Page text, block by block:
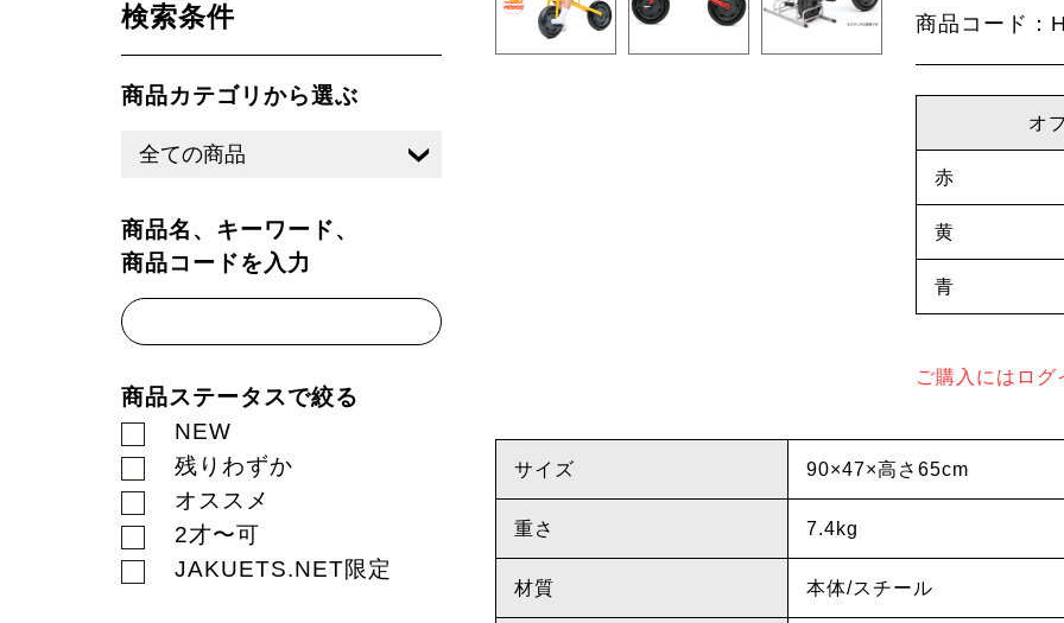
検索条件
商品カテゴリから選ぶ
商品名、キーワード、
商品コードを入力
商品ステータスで絞る
NEW
残りわずか
オススメ
2才〜可
JAKUETS.NET限定
商品コード：
オ
赤
黄
青
ご購入にはロ
サイズ 90×47×高さ65cm
重さ 7.4kg
材質 本体/スチール